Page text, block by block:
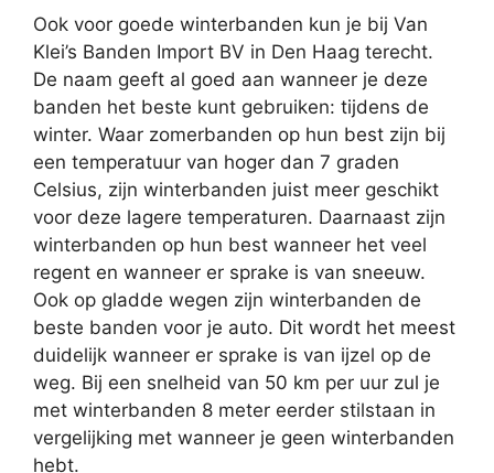
Ook voor goede winterbanden kun je bij Van
Klei’s Banden Import BV in Den Haag terecht.
De naam geeft al goed aan wanneer je deze
banden het beste kunt gebruiken: tijdens de
winter. Waar zomerbanden op hun best zijn bij
een temperatuur van hoger dan 7 graden
Celsius, zijn winterbanden juist meer geschikt
voor deze lagere temperaturen. Daarnaast zijn
winterbanden op hun best wanneer het veel
regent en wanneer er sprake is van sneeuw.
Ook op gladde wegen zijn winterbanden de
beste banden voor je auto. Dit wordt het meest
duidelijk wanneer er sprake is van ijzel op de
weg. Bij een snelheid van 50 km per uur zul je
met winterbanden 8 meter eerder stilstaan in
vergelijking met wanneer je geen winterbanden
hebt.